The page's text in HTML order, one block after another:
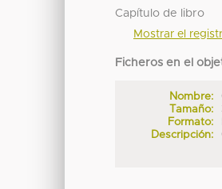
Capítulo de libro
Mostrar el
Ficheros en el
Nombre:
Tamaño:
Formato:
Descripción: